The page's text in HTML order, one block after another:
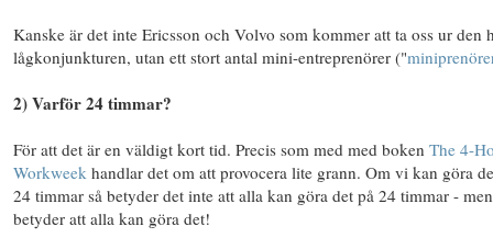
Kanske är det inte Ericsson och Volvo som kommer att ta oss ur den
lågkonjunkturen, utan ett stort antal mini-entreprenörer ("
2) Varför 24 timmar?
För att det är en väldigt kort tid. Precis som med med boken The 4-
Workweek handlar det om att provocera lite grann. Om vi kan göra
24 timmar så betyder det inte att alla kan göra det på 24 timmar -
betyder att alla kan göra det!